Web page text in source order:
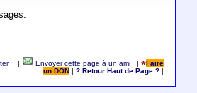
Envoyer cette page à un ami |
Faire
un DON
|? Retour Haut de Page ?